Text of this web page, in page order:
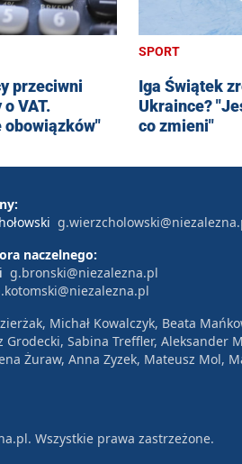
przeciwni
VAT.
obowiązków"
SPORT
Iga Świątek
Ukraince?
co zmieni"
naczelnego:
g.bronski@niezalezna.pl
Michał Kowalczyk, Beata
Grodecki, Sabina Treffler, Aleksander
Żuraw, Anna Zyzek, Mateusz Mol,
Wszystkie prawa zastrzeżone.